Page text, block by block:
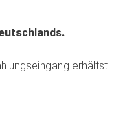
erhältst